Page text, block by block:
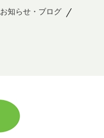
お知らせ・ブログ